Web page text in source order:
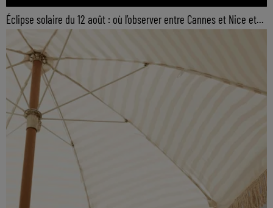
Éclipse solaire du 12 août : où l’observer entre Cannes et Nice et...